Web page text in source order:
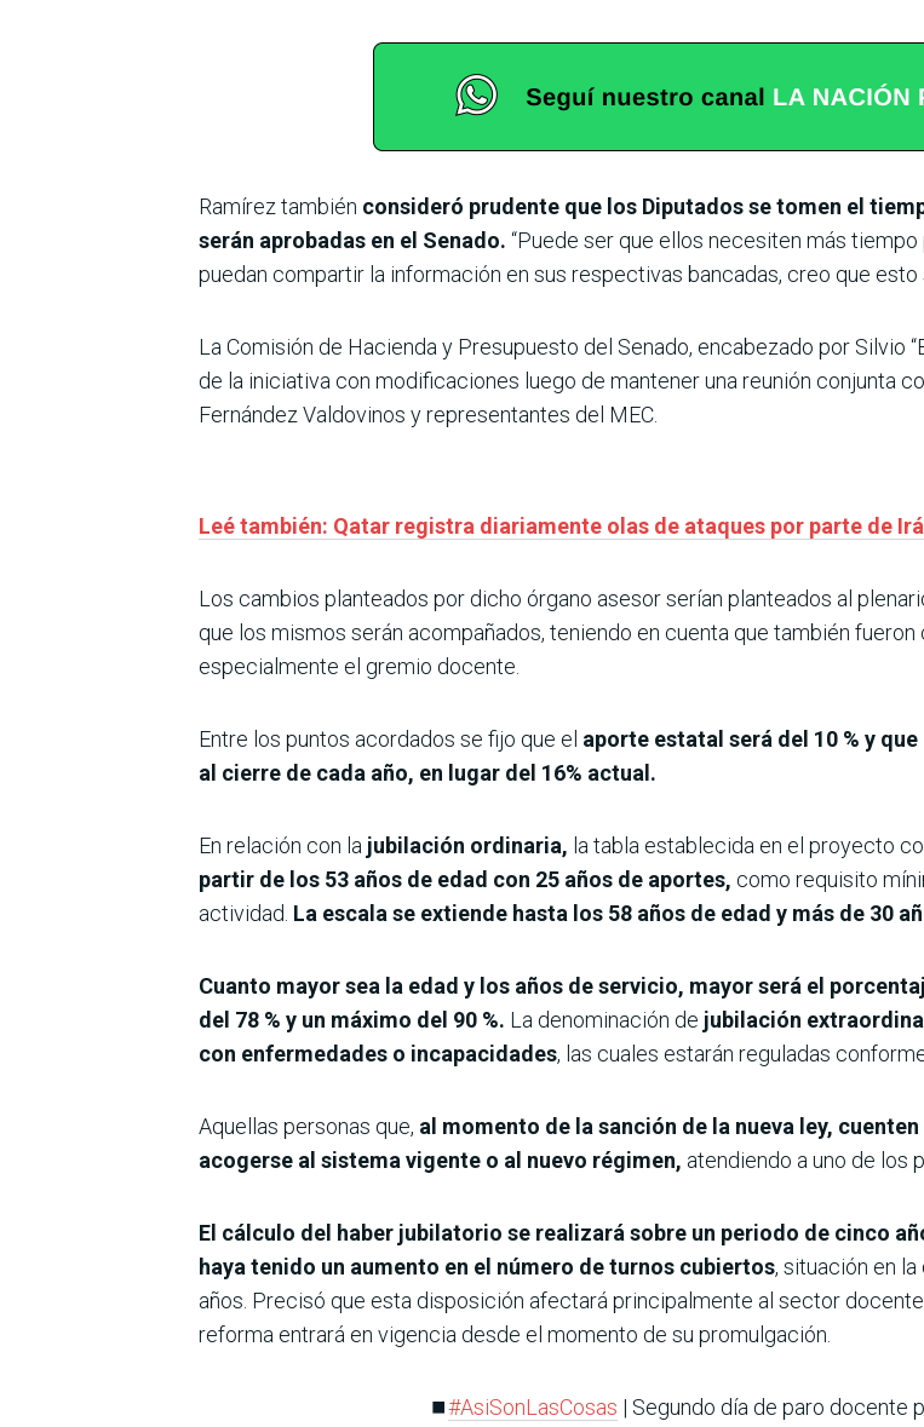
Ramírez también consideró prudente que los Diputados se tomen el
serán aprobadas en el Senado. “Puede ser que ellos necesiten más
puedan compartir la información en sus respectivas bancadas, creo que
La Comisión de Hacienda y Presupuesto del Senado, encabezado por Silvio
de la iniciativa con modificaciones luego de mantener una reunión conjunta
Fernández Valdovinos y representantes del MEC.
Leé también: Qatar registra diariamente olas de ataques por parte de
Los cambios planteados por dicho órgano asesor serían planteados al
que los mismos serán acompañados, teniendo en cuenta que también
especialmente el gremio docente.
Entre los puntos acordados se fijo que el aporte estatal será del 10 % y
al cierre de cada año, en lugar del 16% actual.
En relación con la jubilación ordinaria, la tabla establecida en el proyecto
partir de los 53 años de edad con 25 años de aportes, como requisito
actividad. La escala se extiende hasta los 58 años de edad y más de 30
Cuanto mayor sea la edad y los años de servicio, mayor será el
del 78 % y un máximo del 90 %. La denominación de jubilación
con enfermedades o incapacidades, las cuales estarán reguladas
Aquellas personas que, al momento de la sanción de la nueva ley,
acogerse al sistema vigente o al nuevo régimen, atendiendo a uno de los
El cálculo del haber jubilatorio se realizará sobre un periodo de cinco
haya tenido un aumento en el número de turnos cubiertos, situación en
años. Precisó que esta disposición afectará principalmente al sector
reforma entrará en vigencia desde el momento de su promulgación.
⏹️#AsiSonLasCosas | Segundo día de paro docente